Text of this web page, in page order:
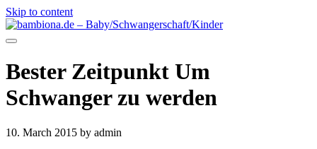
Skip to content
Bester Zeitpunkt Um
Schwanger zu werden
10. March 2015 by admin